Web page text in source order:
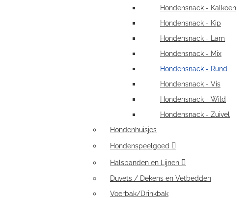
Hondensnack - Kalkoen
Hondensnack - Kip
Hondensnack - Lam
Hondensnack - Mix
Hondensnack - Rund
Hondensnack - Vis
Hondensnack - Wild
Hondensnack - Zuivel
Hondenhuisjes
Hondenspeelgoed
Halsbanden en Lijnen
Duvets / Dekens en Vetbedden
Voerbak/Drinkbak